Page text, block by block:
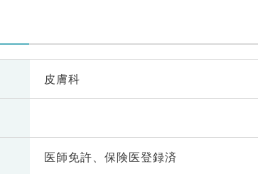
皮膚科
医師免許、保険医登録済